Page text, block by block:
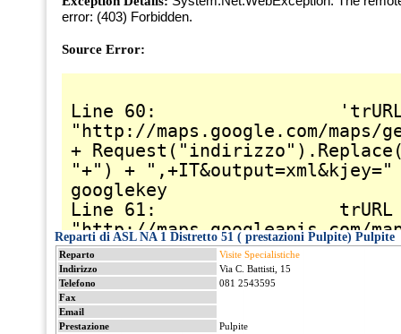
Reparti di ASL NA 1 Distretto 51 ( prestazioni Pulpite) Pulpite
Reparto
Visite Specialistiche
Indirizzo
Via C. Battisti, 15
Telefono
081 2543595
Fax
Email
Prestazione
Pulpite